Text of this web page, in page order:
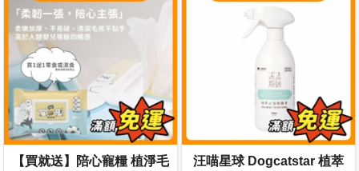
【買就送】陪心寵糧 植淨毛
汪喵星球 Dogcatstar 植萃